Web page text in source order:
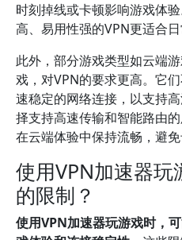
时刻掉线或卡顿影响游戏体
高、易用性强的VPN更适合日
此外，部分游戏类型如云端
戏，对VPN的要求更高。它
速稳定的网络连接，以支持
择支持高速传输和智能路由的
在云端体验中保持流畅，避免
使用VPN加速器
的限制？
使用VPN加速器玩游戏时，